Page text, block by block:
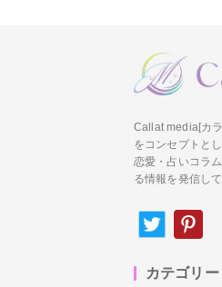
Callat media[カ
をコンセプトと
恋愛・占いコラ
る情報を発信して
カテゴリー